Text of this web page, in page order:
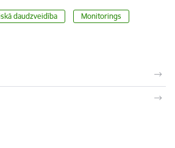
daudzveidība Monitorings